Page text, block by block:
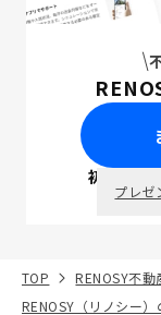
初回面談で
プレゼ
TOP RENOSY不動
RENOSY（リノシー